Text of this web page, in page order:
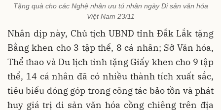
Tặng quà cho các Nghệ nhân ưu tú nhân ngày Di sản văn hóa
Việt Nam 23/11
Nhân dịp này, Chủ tịch UBND tỉnh Đắk Lắk tặng
Bằng khen cho 3 tập thể, 8 cá nhân; Sở Văn hóa,
Thể thao và Du lịch tỉnh tặng Giấy khen cho 9 tập
thể, 14 cá nhân đã có nhiều thành tích xuất sắc,
tiêu biểu đóng góp trong công tác bảo tồn và phát
huy giá trị di sản văn hóa cồng chiêng trên địa